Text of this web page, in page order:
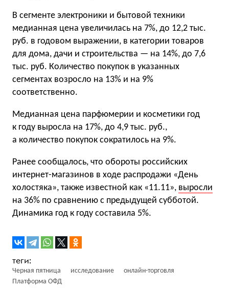
В сегменте электроники и бытовой техники
медианная цена увеличилась на 7%, до 12,2 тыс.
руб. в годовом выражении, в категории товаров
для дома, дачи и строительства — на 14%, до 7,6
тыс. руб. Количество покупок в указанных
сегментах возросло на 13% и на 9%
соответственно.
Медианная цена парфюмерии и косметики год
к году выросла на 17%, до 4,9 тыс. руб.,
а количество покупок сократилось на 9%.
Ранее сообщалось, что обороты российских
интернет-магазинов в ходе распродажи «День
холостяка», также известной как «11.11», выросли
на 36% по сравнению с предыдущей субботой.
Динамика год к году составила 5%.
Черная пятница исследование
онлайн-торговля
Платформа ОФД